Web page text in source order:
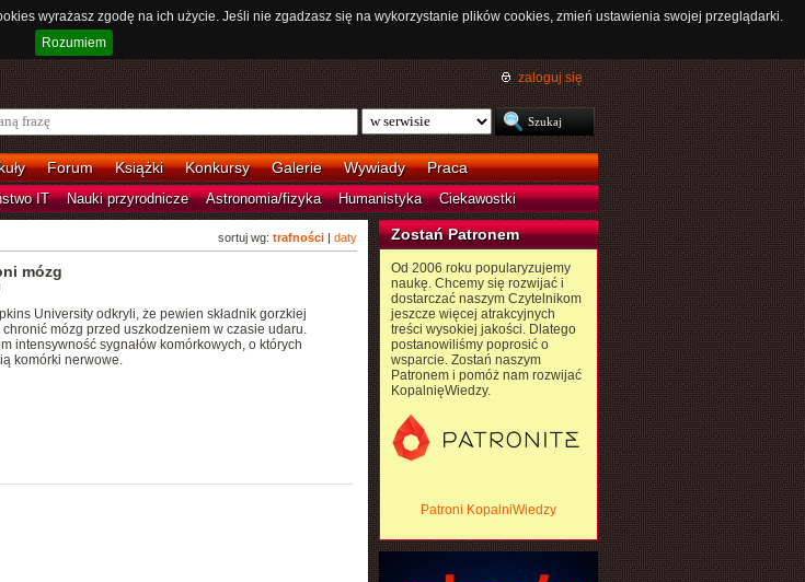
wyrażasz zgodę na ich użycie. Jeśli nie zgadzasz się na wykorzystanie plików cookies, zmień ustawienia swojej przeglądarki.
Rozumiem
zaloguj się
Forum Książki Konkursy Galerie Wywiady Praca
IT Nauki przyrodnicze Astronomia/fizyka Humanistyka Ciekawostki
sortuj wg: trafności| daty
mózg
University odkryli, że pewien składnik gorzkiej
mózg przed uszkodzeniem w czasie udaru.
intensywność sygnałów komórkowych, o których
komórki nerwowe.
Zostań Patronem
Od 2006 roku popularyzujemy
naukę. Chcemy się rozwijać i
dostarczać naszym Czytelnikom
jeszcze więcej atrakcyjnych
treści wysokiej jakości. Dlatego
postanowiliśmy poprosić o
wsparcie. Zostań naszym
Patronem i pomóż nam rozwijać
KopalnięWiedzy.
Patroni KopalniWiedzy